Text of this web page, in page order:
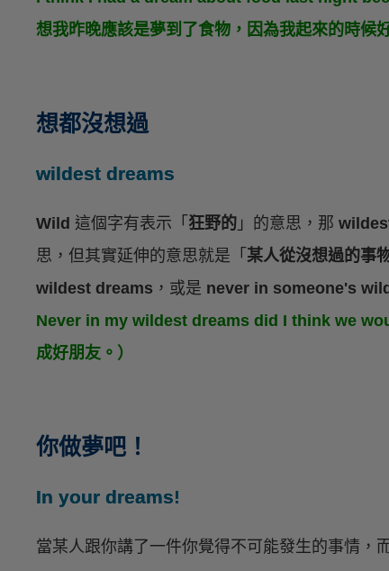
想我昨晚應該是夢到了食物，因為我起來的時候
想都沒想過
wildest dreams
Wild 這個字有表示「 狂野的 」的意思，那
思，但其實延伸的意思就是「 某人從沒想過的事
wildest dreams ，或是 never in someone's
Never in my wildest dreams did I think we
成好朋友。）
你做夢吧！
In your dreams!
當某人跟你講了一件你覺得不可能發生的事情，